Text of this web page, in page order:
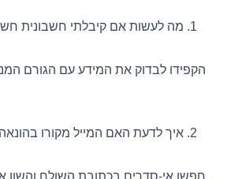
מה לעשות אם קיבלתי חשבונית
הקפידו לבדוק את המידע עם הגורם
איך לדעת האם המייל מקורו
חפשו אי-סדרים בכתובת השולח והשוו